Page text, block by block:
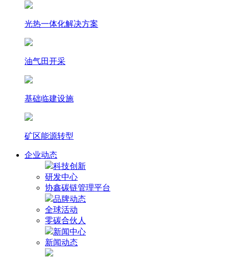
光热⼀体化解决⽅案
油气田开采
基础临建设施
矿区能源转型
企业动态
科技创新
研发中心
协鑫碳链管理平台
品牌动态
全球活动
零碳合伙人
新闻中心
新闻动态